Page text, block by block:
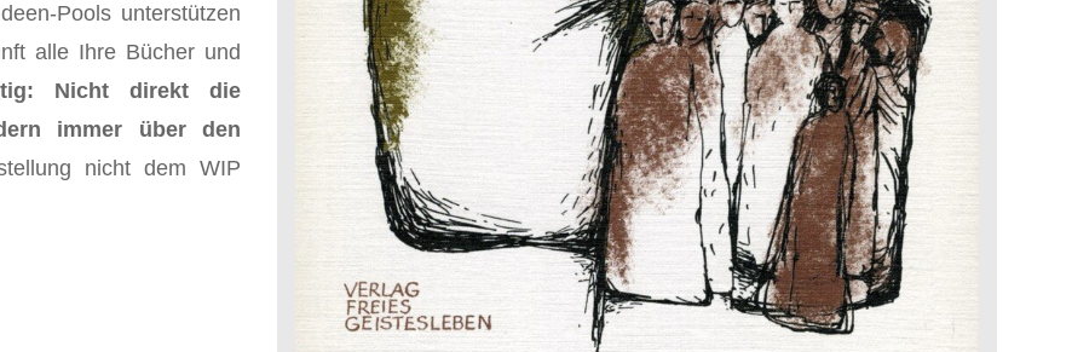
Pools unterstützen
alle Ihre Bücher und
Nicht direkt die
immer über den
nicht dem WIP